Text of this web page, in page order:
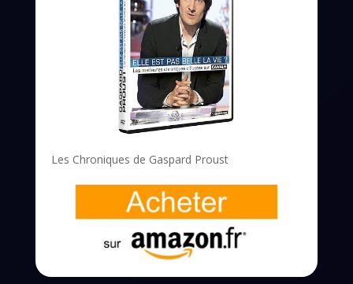
Les Chroniques de Gaspard Proust